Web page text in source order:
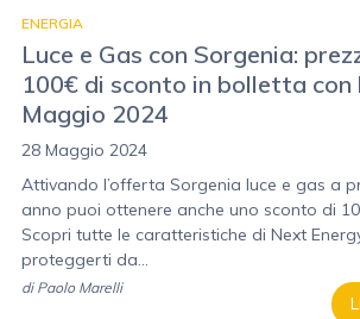
ENERGIA
Luce e Gas con Sorgenia:
100€ di sconto in bolletta con
Maggio 2024
28 Maggio 2024
Attivando l’offerta Sorgenia luce e gas a
anno puoi ottenere anche uno sconto di
Scopri tutte le caratteristiche di Next
proteggerti da...
di Paolo Marelli